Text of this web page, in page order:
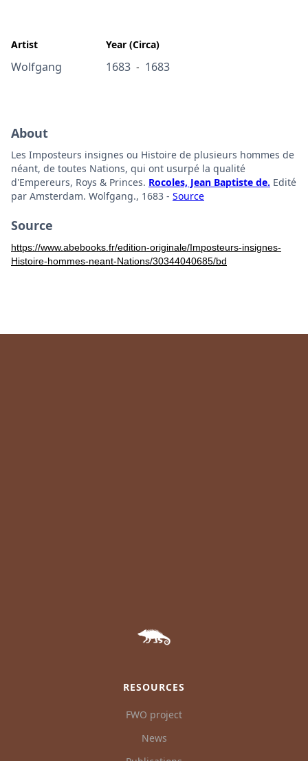
Artist
Wolfgang
Year (Circa)
1683 - 1683
About
Les Imposteurs insignes ou Histoire de plusieurs hommes de
néant, de toutes Nations, qui ont usurpé la qualité
d'Empereurs, Roys & Princes. Rocoles, Jean Baptiste de. Edité
par Amsterdam. Wolfgang., 1683 - Source
Source
https://www.abebooks.fr/edition-originale/Imposteurs-insignes-
Histoire-hommes-neant-Nations/30344040685/bd
RESOURCES
FWO project
News